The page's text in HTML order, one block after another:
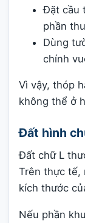
Đặt cầu
phần
Dùng
chính
Vì vậy, thóp
không thể ở
Đất hình
Đất chữ L
Trên thực tế,
kích thước
Nếu phần